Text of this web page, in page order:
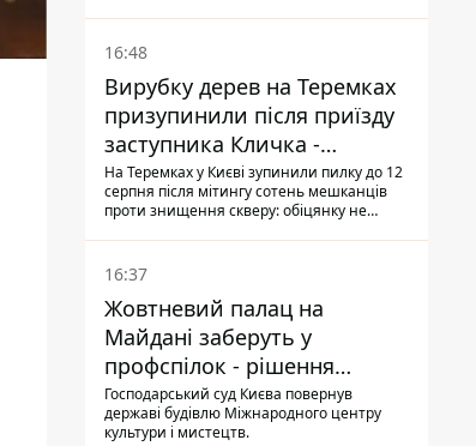
16:48
Вирубку дерев на Теремках
призупинили після приїзду
заступника Кличка -
почався діалог
На Теремках у Києві зупинили пилку до 12
серпня після мітингу сотень мешканців
проти знищення скверу: обіцянку не
прибув налагодити комунікацію
16:37
Жовтневий палац на
Майдані заберуть у
профспілок - рішення
Господарського суду
Господарський суд Києва повернув
державі будівлю Міжнародного центру
культури і мистецтв.